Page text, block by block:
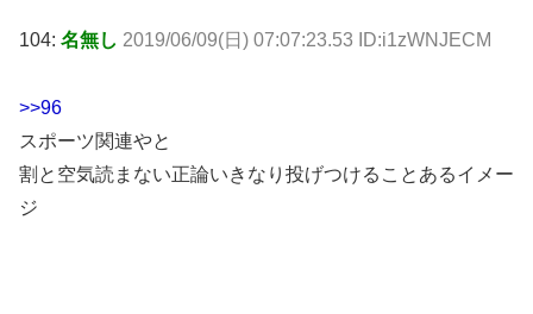
104: 名無し 2019/06/09(日) 07:07:23.53 ID:i1zWNJECM
>>96
スポーツ関連やと
割と空気読まない正論いきなり投げつけることあるイメー
ジ